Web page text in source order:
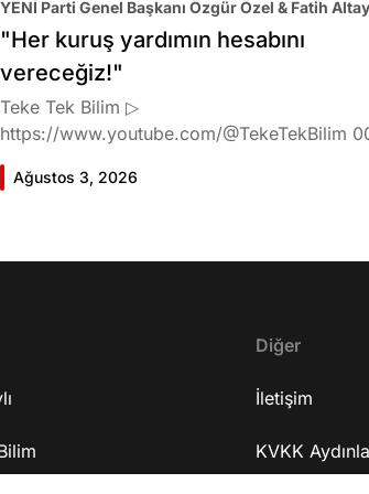
YENİ Parti Genel Başkanı Özgür Özel & Fatih
"Her kuruş yardımın hesabını
vereceğiz!"
Teke Tek Bilim ▷
https://www.youtube.com/@TekeTekBilim 00:00
Giriş 01:58 Butlan kararı 05:58 Butlan kararı
meselesi? 11:32 Kılıçdaroğlu bu günlerin
30:09 AK Parti'ye geçişlerin duracağının
Yargıtay kararından eminken neden partiden
Seçim güvenliğini nasıl sağlayacak? 1:06:25
Özgür Özel'in fezlekeleri ve
kalkma ihtimali 1:14:38 Anket sonuçlarına
Ağustos 3, 2026
Diğer
İletişim
KVKK